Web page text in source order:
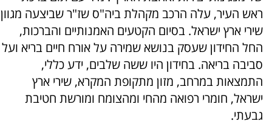
ראש העיר, עלה הרכב מקהלת ביה"ס שז"ר שביצעה מגוון
שירי ארץ ישראל. בסיום הקטעים האמנותיים והברכות,
החל החידון שעסק בנושא שמירה על אורח חיים בריא ועל
סביבה בריאה. בחידון היו ששה שלבים, ידע כללי,
התמצאות במרחב, מזון מתקופת המקרא, שירי ארץ
ישראל, חומרי רפואה מהחי ומהצומח ומורשת חטיבת
גבעתי.